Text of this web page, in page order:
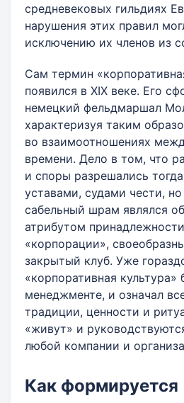
средневековых гильдиях
нарушения этих правил
исключению их членов из
Сам термин
появился в XIX веке. Его
немецкий фельдмаршал
характеризуя таким
во взаимоотношениях
времени. Дело в том, что
и споры разрешались
уставами, судами чести,
сабельный шрам являлся
атрибутом
«корпорации»,
закрытый клуб. Уже
«корпоративная культура»
менеджменте, и означал
традиции, ценности и
«живут» и
любой компании и
Как формируется